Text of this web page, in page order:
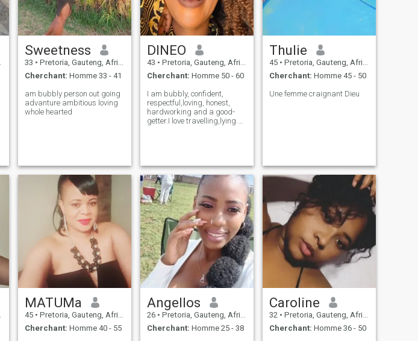
Sweetness
33 • Pretoria, Gauteng, Afrique du Sud
Cherchant: Homme 33 - 41
am bubbly person out going
advanture ambitious loving
whole hearted
DINEO
43 • Pretoria, Gauteng, Afrique du Sud
Cherchant: Homme 50 - 60
I am bubbly, confident,
respectful,loving, honest,
hardworking and a good-
getter.I love travelling,lying by
Thulie
45 • Pretoria, Gauteng, Afrique du Sud
Cherchant: Homme 45 - 50
Une femme craignant Dieu
MATUMa
45 • Pretoria, Gauteng, Afrique du Sud
Cherchant: Homme 40 - 55
Angellos
26 • Pretoria, Gauteng, Afrique du Sud
Cherchant: Homme 25 - 38
Caroline
32 • Pretoria, Gauteng, Afrique du Sud
Cherchant: Homme 36 - 50